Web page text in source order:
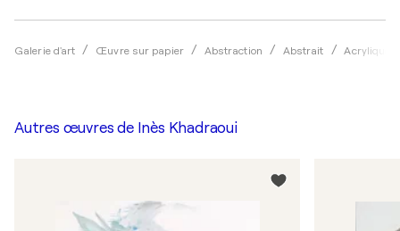
Galerie d'art Œuvre sur papier Abstraction Abstrait Acrylique
Autres œuvres de Inès Khadraoui